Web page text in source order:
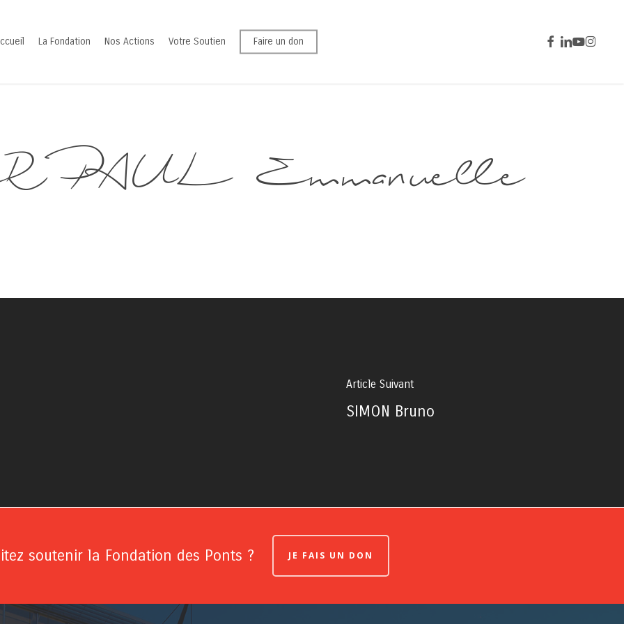
La Fondation Nos Actions Votre Soutien Faire un don facebook
linkedin
youtubeinstagram
PAUL Emmanuelle
Article Suivant
SIMON Bruno
soutenir la Fondation des Ponts ? JE FAIS UN DON